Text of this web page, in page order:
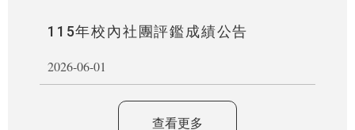
115年校內社團評鑑成績公告
2026-06-01
查看更多